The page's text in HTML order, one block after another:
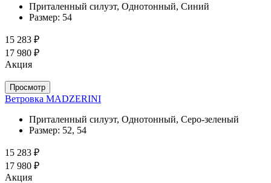
Приталенный силуэт, Однотонный, Синий
Размер: 54
15 283 ₽
17 980 ₽
Акция
Просмотр
Ветровка MADZERINI
Приталенный силуэт, Однотонный, Серо-зеленый
Размер: 52, 54
15 283 ₽
17 980 ₽
Акция